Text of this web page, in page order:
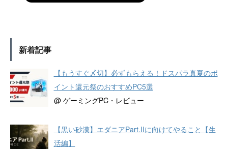
新着記事
【もうすぐ〆切】必ずもらえる！ドスパラ真夏のポ
イント還元祭のおすすめPC5選
@ ゲーミングPC・レビュー
【黒い砂漠】エダニアPart.IIに向けてやること【生
活編】